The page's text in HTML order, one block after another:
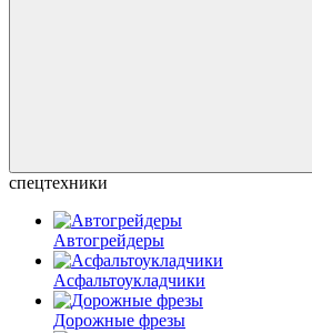
спецтехники
Автогрейдеры
Асфальто­укладчики
Дорожные фрезы